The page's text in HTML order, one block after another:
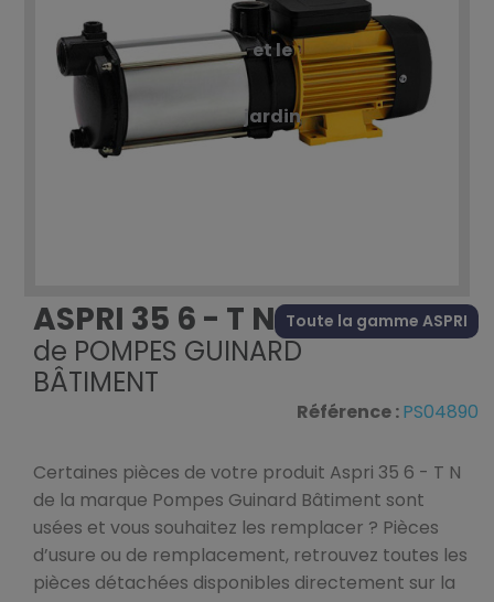
et le
jardin
ASPRI 35 6 - T N
de POMPES GUINARD
BÂTIMENT
Toute la gamme ASPRI
Référence :PS04890
Certaines pièces de votre produit Aspri 35 6 - T N
de la marque Pompes Guinard Bâtiment sont
usées et vous souhaitez les remplacer ? Pièces
d’usure ou de remplacement, retrouvez toutes les
pièces détachées disponibles directement sur la